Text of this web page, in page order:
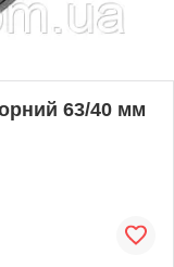
63/40 мм